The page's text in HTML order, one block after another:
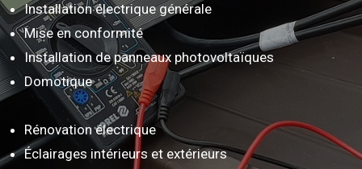
Installation électrique générale
Mise en conformité
Installation de panneaux photovoltaïques
Domotique
Rénovation électrique
Éclairages intérieurs et extérieurs